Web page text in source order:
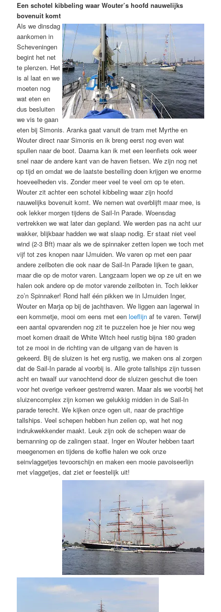
Een schotel kibbeling waar Wouter’s hoofd nauwelijks
bovenuit komt
Als we dinsdag
aankomen in
Scheveningen
begint het net
te plenzen. Het
is al laat en we
moeten nog
wat eten en
dus besluiten
we vis te gaan
eten bij Simonis. Aranka gaat vanuit de tram met Myrthe en
Wouter direct naar Simonis en ik breng eerst nog even wat
spullen naar de boot. Daarna kan ik met een leenfiets ook weer
snel naar de andere kant van de haven fietsen. We zijn nog net
op tijd en omdat we de laatste bestelling doen krijgen we enorme
hoeveelheden vis. Zonder meer veel te veel om op te eten.
Wouter zit achter een schotel kibbeling waar zijn hoofd
nauwelijks bovenuit komt. We nemen wat overblijft maar mee, is
ook lekker morgen tijdens de Sail-In Parade. Woensdag
vertrekken we wat later dan gepland. We werden pas na acht uur
wakker, blijkbaar hadden we wat slaap nodig. Er staat niet veel
wind (2-3 Bft) maar als we de spinnaker zetten lopen we toch met
vijf tot zes knopen naar IJmuiden. We varen op met een paar
andere zeilboten die ook naar de Sail-In Parade lijken te gaan,
maar die op de motor varen. Langzaam lopen we op ze uit en we
halen ook andere op de motor varende zeilboten in. Toch lekker
zo’n Spinnaker! Rond half één pikken we in IJmuiden Inger,
Wouter en Marja op bij de jachthaven. We liggen aan lagerwal in
een kommetje, mooi om eens met eenloeflijn af te varen. Terwijl
een aantal opvarenden nog zit te puzzelen hoe je hier nou weg
moet komen draait de White Witch heel rustig bijna 180 graden
tot ze mooi in de richting van de uitgang van de haven is
gekeerd. Bij de sluizen is het erg rustig, we maken ons al zorgen
dat de Sail-In parade al voorbij is. Alle grote tallships zijn tussen
acht en twaalf uur vanochtend door de sluizen geschut die toen
voor het overige verkeer gestremd waren. Maar als we voorbij het
sluizencomplex zijn komen we gelukkig midden in de Sail-In
parade terecht. We kijken onze ogen uit, naar de prachtige
tallships. Veel schepen hebben hun zeilen op, wat het nog
indrukwekkender maakt. Leuk zijn ook de schepen waar de
bemanning op de zalingen staat. Inger en Wouter hebben taart
meegenomen en tijdens de koffie halen we ook onze
seinvlaggetjes tevoorschijn en maken een mooie pavoiseerlijn
met vlaggetjes, dat ziet er feestelijk uit!